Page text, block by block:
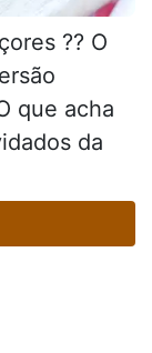
?? O
que acha
da